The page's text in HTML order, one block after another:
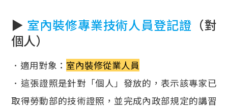
▶ 室內裝修專業技術人員登記證 （對
個人）
．適用對象： 室內裝修從業人員
．這張證照是針對「個人」發放的，表示該專家已
取得勞動部的技術證照，並完成內政部規定的講習